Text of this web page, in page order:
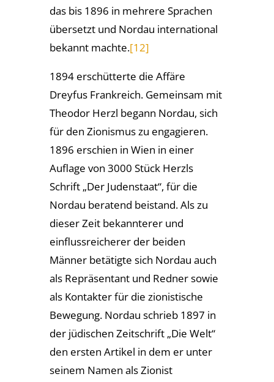
das bis 1896 in mehrere Sprachen
übersetzt und Nordau international
bekannt machte.[12]
1894 erschütterte die Affäre
Dreyfus Frankreich. Gemeinsam mit
Theodor Herzl begann Nordau, sich
für den Zionismus zu engagieren.
1896 erschien in Wien in einer
Auflage von 3000 Stück Herzls
Schrift „Der Judenstaat“, für die
Nordau beratend beistand. Als zu
dieser Zeit bekannterer und
einflussreicherer der beiden
Männer betätigte sich Nordau auch
als Repräsentant und Redner sowie
als Kontakter für die zionistische
Bewegung. Nordau schrieb 1897 in
der jüdischen Zeitschrift „Die Welt“
den ersten Artikel in dem er unter
seinem Namen als Zionist